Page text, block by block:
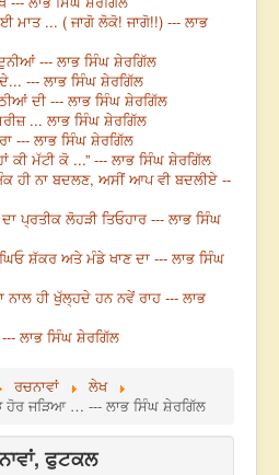
ਮਾਤ ... ( ਜਾਗੋ ਲੋਕੋ! ਜਾਗੋ!!) --- ਲਾਭ
--- ਲਾਭ ਸਿੰਘ ਸ਼ੇਰਗਿੱਲ
--- ਲਾਭ ਸਿੰਘ ਸ਼ੇਰਗਿੱਲ
ਦੀ --- ਲਾਭ ਸਿੰਘ ਸ਼ੇਰਗਿੱਲ
... ਲਾਭ ਸਿੰਘ ਸ਼ੇਰਗਿੱਲ
--- ਲਾਭ ਸਿੰਘ ਸ਼ੇਰਗਿੱਲ
ਮੱਟੀ ਕੋ ...” --- ਲਾਭ ਸਿੰਘ ਸ਼ੇਰਗਿੱਲ
ਹੀ ਨਾ ਬਦਲਣ, ਅਸੀਂ ਆਪ ਵੀ ਬਦਲੀਏ --
ਲੋਹੜੀ ਤਿਓਹਾਰ --- ਲਾਭ ਸਿੰਘ
ਸ਼ੱਕਰ ਅਤੇ ਮੰਡੇ ਖਾਣ ਦਾ --- ਲਾਭ ਸਿੰਘ
ਨਾਲ ਹੀ ਖੁੱਲ੍ਹਦੇ ਹਨ ਨਵੇਂ ਰਾਹ --- ਲਾਭ
ਲਾਭ ਸਿੰਘ ਸ਼ੇਰਗਿੱਲ
ਰਚਨਾਵਾਂ
ਲੇਖ
ਹੋਰ ਜੜਿਆ … --- ਲਾਭ ਸਿੰਘ ਸ਼ੇਰਗਿੱਲ
ਫੁਟਕਲ